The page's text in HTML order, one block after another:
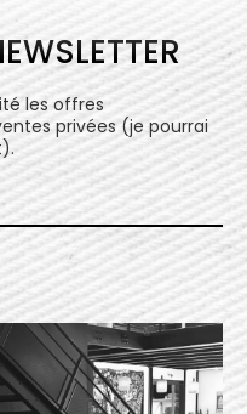
les offres
privées (je pourrai